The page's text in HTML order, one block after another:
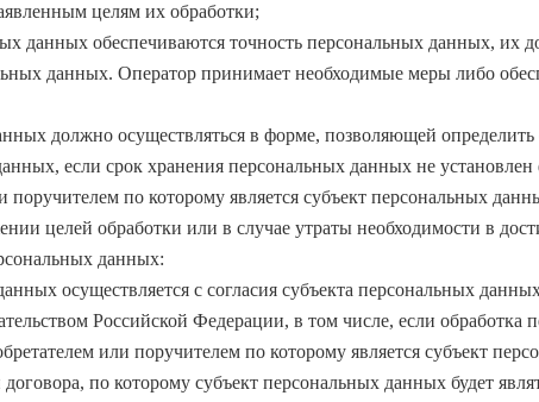
целям их обработки;
данных обеспечиваются точность персональных данных, их
данных. Оператор принимает необходимые меры либо
должно осуществляться в форме, позволяющей
если срок хранения персональных данных не
поручителем по которому является субъект персональных
целей обработки или в случае утраты необходимости в
данных:
осуществляется с согласия субъекта персональных
Российской Федерации, в том числе, если
или поручителем по которому является субъект
по которому субъект персональных данных будет